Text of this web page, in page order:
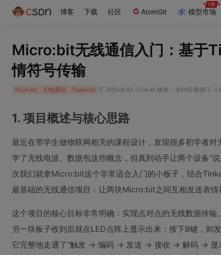
博客 下载 社区 AtomGit 模型市场
Micro:bit无线通信入门：基于
情符号传输
Micro:bit 无线通信 Tinkercad 于 2026-06-01 13:04:46 修改 · 本内容遵循CC
1. 项目概述与核心思路
最近在带学生做物联网相关的课程设计，发现很多初学者
学了无线电波、数据包这些概念，但真到动手让两个设备“
次我们就拿Micro:bit这个非常适合入门的小板子，结合
最基础的无线通信项目：让两块Micro:bit之间互相发送表情
这个项目的核心目标非常明确：实现点对点的无线数据传输
另一块板子收到后就在LED点阵上显示出来；按下B键，则
它完整地走通了“触发 -> 编码 -> 发送 -> 接收 -> 解码 ->